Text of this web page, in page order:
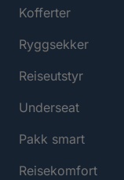
Kofferter
Ryggsekker
Reiseutstyr
Underseat
Pakk smart
Reisekomfort